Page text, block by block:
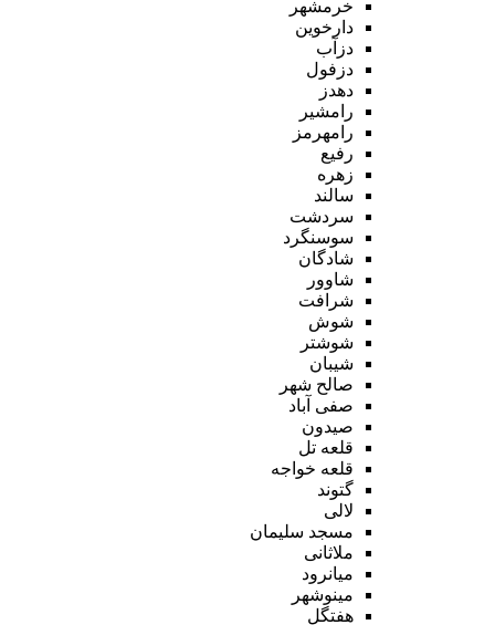
خرمشهر
دارخوین
دزآب
دزفول
دهدز
رامشیر
رامهرمز
رفیع
زهره
سالند
سردشت
سوسنگرد
شادگان
شاوور
شرافت
شوش
شوشتر
شیبان
صالح شهر
صفی آباد
صیدون
قلعه تل
قلعه خواجه
گتوند
لالی
مسجد سلیمان
ملاثانی
میانرود
مینوشهر
هفتگل